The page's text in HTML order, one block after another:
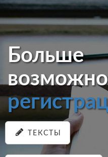
Больше
ТЕКСТЫ